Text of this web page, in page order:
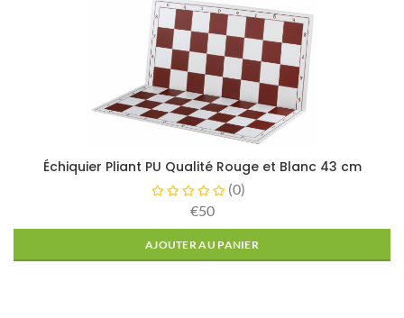
Échiquier Pliant PU Qualité Rouge et Blanc 43 cm
(0)
€50
AJOUTER AU PANIER